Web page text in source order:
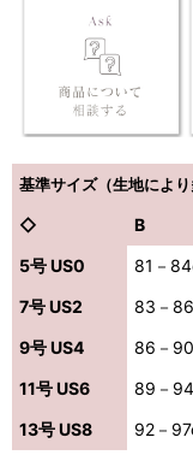
基準サイズ（生地により
◇ B
5号 US0
81－
7号 US2
83－
9号 US4
86－
11号 US6
89－
13号 US8
92－